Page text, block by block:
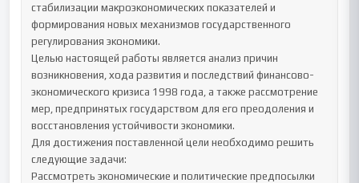
стабилизации макроэкономических показателей и
формирования новых механизмов государственного
регулирования экономики.
Целью настоящей работы является анализ причин
возникновения, хода развития и последствий финансово-
экономического кризиса 1998 года, а также рассмотрение
мер, предпринятых государством для его преодоления и
восстановления устойчивости экономики.
Для достижения поставленной цели необходимо решить
следующие задачи:
Рассмотреть экономические и политические предпосылки